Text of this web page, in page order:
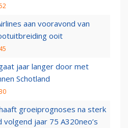
aan vooravond van
ooit
jaar langer door met
Schotland
groeiprognoses na sterk
volgend jaar 75 A320neo’s